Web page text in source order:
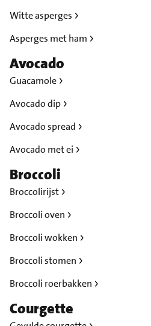
Witte asperges
Asperges met ham
Avocado
Guacamole
Avocado dip
Avocado spread
Avocado met ei
Broccoli
Broccolirijst
Broccoli oven
Broccoli wokken
Broccoli stomen
Broccoli roerbakken
Courgette